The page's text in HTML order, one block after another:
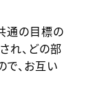
通の目標の
れ、どの部
、お互い